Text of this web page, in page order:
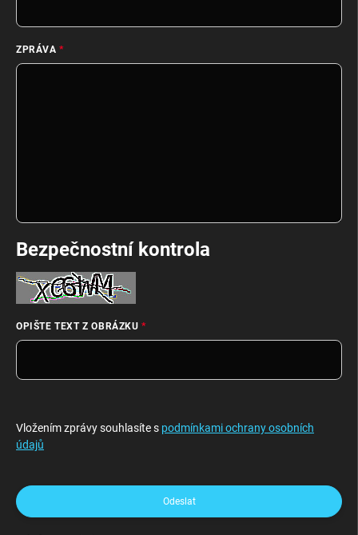
ZPRÁVA
Bezpečnostní kontrola
OPIŠTE TEXT Z OBRÁZKU
Vložením zprávy souhlasíte s podmínkami ochrany osobních
údajů
Odeslat